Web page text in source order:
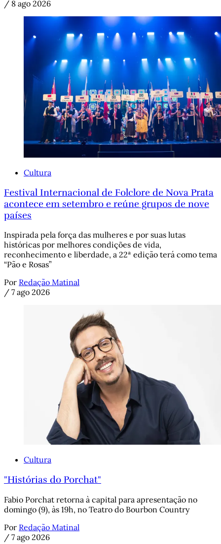
/ 8 ago 2026
Cultura
Festival Internacional de Folclore de Nova Prata
acontece em setembro e reúne grupos de nove
países
Inspirada pela força das mulheres e por suas lutas
históricas por melhores condições de vida,
reconhecimento e liberdade, a 22ª edição terá como tema
“Pão e Rosas”
Por Redação Matinal
/ 7 ago 2026
Cultura
"Histórias do Porchat"
Fabio Porchat retorna à capital para apresentação no
domingo (9), às 19h, no Teatro do Bourbon Country
Por Redação Matinal
/ 7 ago 2026